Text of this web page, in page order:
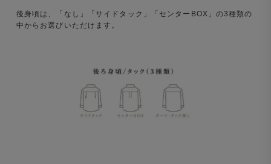
後身頃は、「なし」「サイドタック」「センターBOX」の3種類の
中からお選びいただけます。